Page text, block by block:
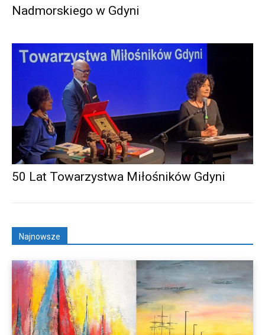
Nadmorskiego w Gdyni
50 Lat Towarzystwa Miłośników Gdyni
Najnowsze